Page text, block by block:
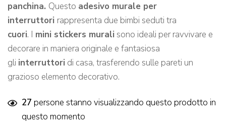
panchina. Questo adesivo murale per
interruttori rappresenta due bimbi seduti tra
cuori. I mini stickers murali sono ideali per ravvivare e
decorare in maniera originale e fantasiosa
gli interruttori di casa, trasferendo sulle pareti un
grazioso elemento decorativo.
27 persone stanno visualizzando questo prodotto in
questo momento